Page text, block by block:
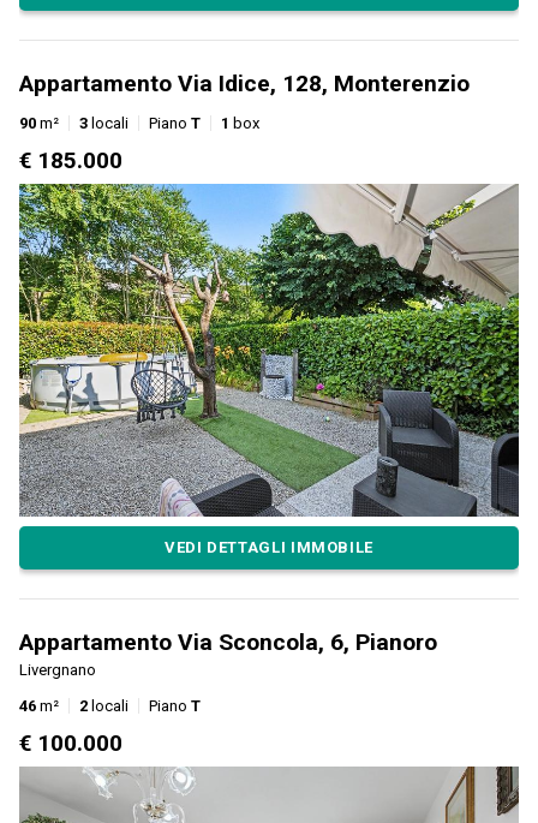
Appartamento Via Idice, 128, Monterenzio
90 m² 3 locali Piano T 1 box
€ 185.000
VEDI DETTAGLI IMMOBILE
Appartamento Via Sconcola, 6, Pianoro
Livergnano
46 m² 2 locali Piano T
€ 100.000